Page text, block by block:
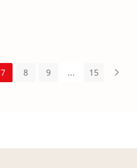
7 8 9 ... 15